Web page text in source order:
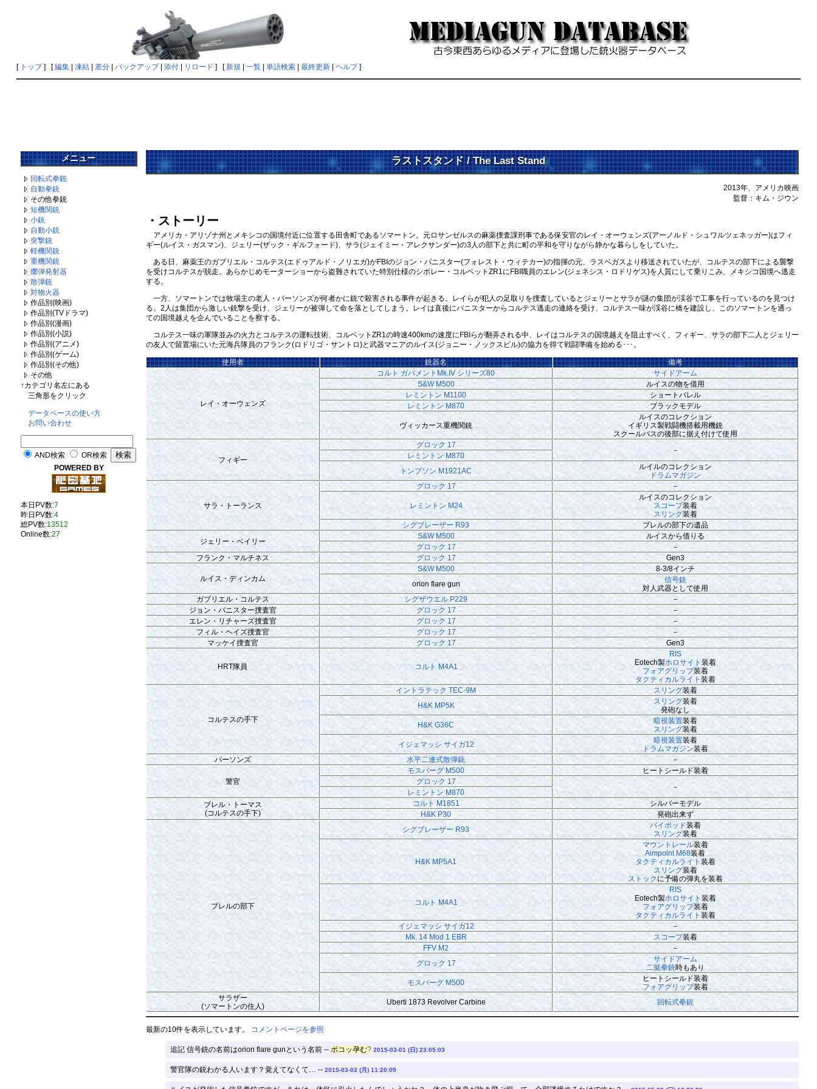
[ トップ] [編集| 凍結| 差分| バックアップ| 添付| リロード ] [新規| 一覧| 単語検索| 最終更新| ヘルプ]
メニュー
回転式拳銃
自動拳銃
その他拳銃
短機関銃
小銃
自動小銃
突撃銃
軽機関銃
重機関銃
擲弾発射器
散弾銃
対物火器
作品別(映画)
作品別(TVドラマ)
作品別(漫画)
作品別(小説)
作品別(アニメ)
作品別(ゲーム)
作品別(その他)
その他
↑カテゴリ名左にある
三角形をクリック
データベースの使い方
お問い合わせ
AND検索
OR検索
POWERED BY
本日PV数:7
昨日PV数:4
総PV数:13512
Online数:27
ラストスタンド / The Last Stand†
2013年、アメリカ映画
監督：キム・ジウン
・ストーリー
アメリカ・アリゾナ州とメキシコの国境付近に位置する田舎町であるソマートン。元ロサンゼルスの麻薬捜査課刑事である保安官のレイ・オーウェンズ(アーノルド・シュワルツェネッガー)はフィ
ギー(ルイス・ガスマン)、ジェリー(ザック・ギルフォード)、サラ(ジェイミー・アレクサンダー)の3人の部下と共に町の平和を守りながら静かな暮らしをしていた。
ある日、麻薬王のガブリエル・コルテス(エドゥアルド・ノリエガ)がFBIのジョン・バニスター(フォレスト・ウィテカー)の指揮の元、ラスベガスより移送されていたが、コルテスの部下による襲撃
を受けコルテスが脱走。あらかじめモーターショーから盗難されていた特別仕様のシボレー・コルベットZR1にFBI職員のエレン(ジェネシス・ロドリゲス)を人質にして乗りこみ、メキシコ国境へ逃走
する。
一方、ソマートンでは牧場主の老人・パーソンズが何者かに銃で殺害される事件が起きる。レイらが犯人の足取りを捜査しているとジェリーとサラが謎の集団が渓谷で工事を行っているのを見つけ
る。2人は集団から激しい銃撃を受け、ジェリーが被弾して命を落としてしまう。レイは直後にバニスターからコルテス逃走の連絡を受け、コルテス一味が渓谷に橋を建設し、このソマートンを通っ
ての国境越えを企んでいることを察する。
コルテス一味の軍隊並みの火力とコルテスの運転技術、コルベットZR1の時速400kmの速度にFBIらが翻弄される中、レイはコルテスの国境越えを阻止すべく、フィギー、サラの部下二人とジェリー
の友人で留置場にいた元海兵隊員のフランク(ロドリゴ・サントロ)と武器マニアのルイス(ジョニー・ノックスビル)の協力を得て戦闘準備を始める･･･。
使用者 銃器名 備考
レイ・オーウェンズ
コルト ガバメントMk.Ⅳ シリーズ80
サイドアーム
S&W M500
ルイスの物を借用
レミントン M1100
ショートバレル
レミントン M870
ブラックモデル
ヴィッカース重機関銃
ルイスのコレクション
イギリス製戦闘機搭載用機銃
スクールバスの後部に据え付けて使用
フィギー
グロック 17
－
レミントン M870
トンプソン M1921AC
ルイルのコレクション
ドラムマガジン
サラ・トーランス
グロック 17 －
レミントン M24
ルイスのコレクション
スコープ装着
スリング装着
シグブレーザー R93
ブレルの部下の遺品
ジェリー・ベイリー
S&W M500
ルイスから借りる
グロック 17
－
フランク・マルチネス
グロック 17 Gen3
ルイス・ディンカム
S&W M500
8-3/8インチ
orion flare gun
信号銃
対人武器として使用
ガブリエル・コルテス
シグザウエル P229
－
ジョン・バニスター捜査官
グロック 17
－
エレン・リチャーズ捜査官
グロック 17
－
フィル・ヘイズ捜査官
グロック 17
－
マッケイ捜査官
グロック 17 Gen3
HRT隊員 コルト M4A1
RIS
Eotech製ホロサイト 装着
フォアグリップ装着
タクティカルライト 装着
コルテスの手下
イントラテック TEC-9M スリング装着
H&K MP5K
スリング装着
発砲なし
H&K G36C
暗視装置装着
スリング装着
イジェマッシ サイガ12
暗視装置装着
ドラムマガジン装着
パーソンズ
水平二連式散弾銃 －
警官
モスバーグ M500
ヒートシールド装着
グロック 17
－
レミントン M870
ブレル・トーマス
(コルテスの手下)
コルト M1851
シルバーモデル
H&K P30
発砲出来ず
ブレルの部下
シグブレーザー R93 バイポッド装着
スリング装着
H&K MP5A1
マウントレール装着
Aimpoint M68装着
タクティカルライト 装着
スリング装着
ストック に予備の弾丸を装着
コルト M4A1
RIS
Eotech製ホロサイト 装着
フォアグリップ装着
タクティカルライト 装着
イジェマッシ サイガ12
－
Mk. 14 Mod 1 EBR
スコープ装着
FFV M2
－
グロック 17
サイドアーム
二挺拳銃時もあり
モスバーグ M500
ヒートシールド装着
フォアグリップ装着
サラザー
(ソマートンの住人)
Uberti 1873 Revolver Carbine 回転式拳銃
最新の10件を表示しています。 コメントページを参照
追記 信号銃の名前はorion flare gunという名前 -- ボコッ孕む? 2015-03-01 (日) 23:05:03
警官隊の銃わかる人います？覚えてなくて… -- 2015-03-02 (月) 11:20:09